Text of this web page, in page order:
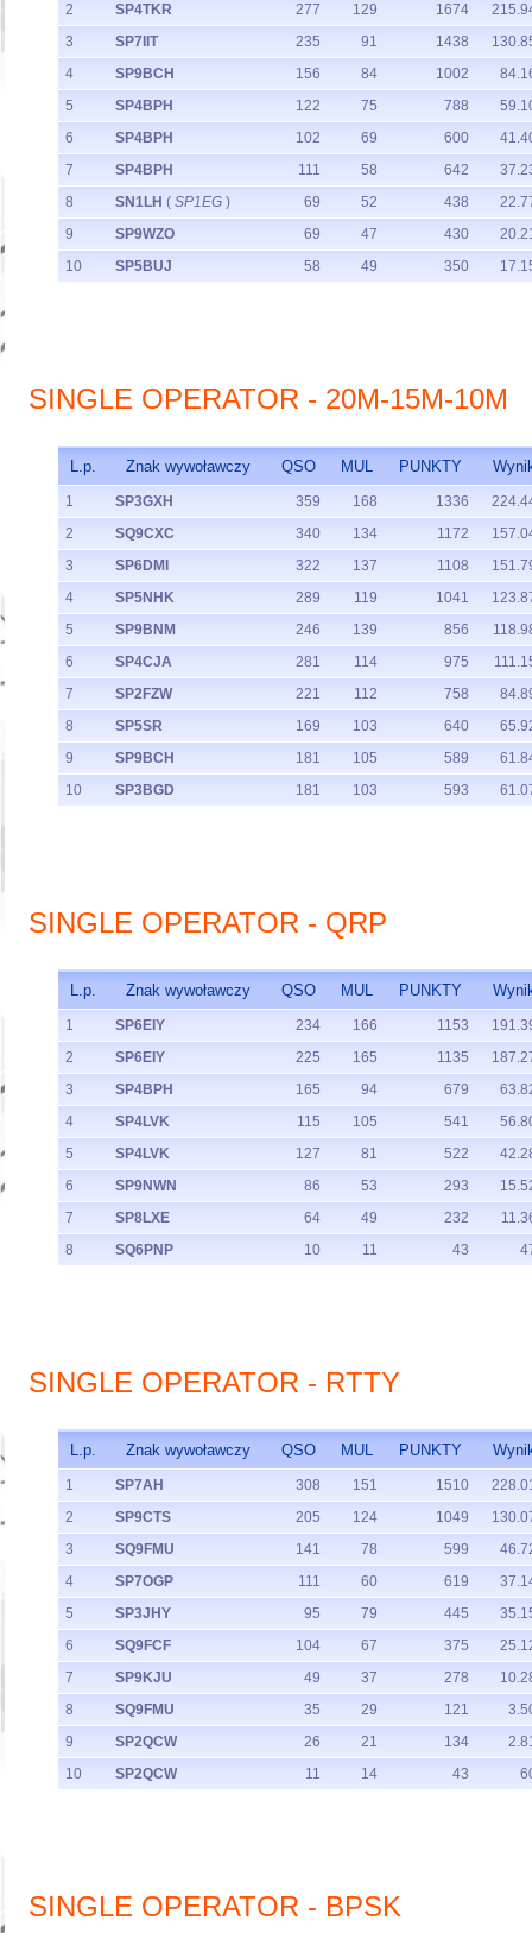
2
SP4TKR 277 129 1674
3
SP7IIT 235 91 1438
4
SP9BCH 156 84 1002
5
SP4BPH 122 75 788
6
SP4BPH 102 69 600
7
SP4BPH 111 58 642
8
SN1LH ( SP1EG ) 69 52 438
9
SP9WZO 69 47 430
10
SP5BUJ 58 49 350
SINGLE OPERATOR - 20M-15M-10M
L.p. Znak wywoławczy QSO MUL PUNKTY
1 SP3GXH 359 168 1336
2
SQ9CXC 340 134 1172
3
SP6DMI 322 137 1108
4
SP5NHK 289 119 1041
5
SP9BNM 246 139 856
6
SP4CJA 281 114 975
7
SP2FZW 221 112 758
8
SP5SR 169 103 640
9
SP9BCH 181 105 589
10
SP3BGD 181 103 593
SINGLE OPERATOR - QRP
L.p. Znak wywoławczy QSO MUL PUNKTY
1 SP6EIY 234 166 1153
2
SP6EIY 225 165 1135
3
SP4BPH 165 94 679
4
SP4LVK 115 105 541
5
SP4LVK 127 81 522
6
SP9NWN 86 53 293
7
SP8LXE 64 49 232
8
SQ6PNP 10 11 43
SINGLE OPERATOR - RTTY
L.p. Znak wywoławczy QSO MUL PUNKTY
1 SP7AH 308 151 1510
2
SP9CTS 205 124 1049
3
SQ9FMU 141 78 599
4
SP7OGP 111 60 619
5
SP3JHY 95 79 445
6
SQ9FCF 104 67 375
7
SP9KJU 49 37 278
8
SQ9FMU 35 29 121
9
SP2QCW 26 21 134
10
SP2QCW 11 14 43
SINGLE OPERATOR - BPSK